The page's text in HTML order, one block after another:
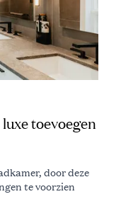
toevoegen
door deze
te voorzien